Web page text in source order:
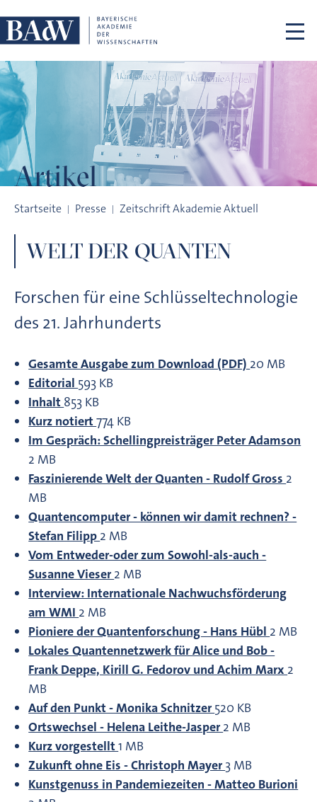
Artikel
Startseite Presse Zeitschrift Akademie Aktuell
WELT DER QUANTEN
Forschen für eine Schlüsseltechnologie
des 21. Jahrhunderts
Gesamte Ausgabe zum Download (PDF) 20 MB
Editorial 593 KB
Inhalt 853 KB
Kurz notiert774 KB
Im Gespräch: Schellingpreisträger Peter Adamson
2 MB
Faszinierende Welt der Quanten - Rudolf Gross 2
MB
Quantencomputer - können wir damit rechnen? -
Stefan Filipp 2 MB
Vom Entweder-oder zum Sowohl-als-auch -
Susanne Vieser 2 MB
Interview: Internationale Nachwuchsförderung
am WMI 2 MB
Pioniere der Quantenforschung - Hans Hübl 2 MB
Lokales Quantennetzwerk für Alice und Bob -
Frank Deppe, Kirill G. Fedorov und Achim Marx 2
MB
Auf den Punkt - Monika Schnitzer 520 KB
Ortswechsel - Helena Leithe-Jasper 2 MB
Kurz vorgestellt1 MB
Zukunft ohne Eis - Christoph Mayer 3 MB
Kunstgenuss in Pandemiezeiten - Matteo Burioni